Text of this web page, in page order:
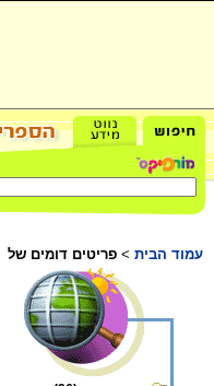
עמוד הבית > פריטים דומים של